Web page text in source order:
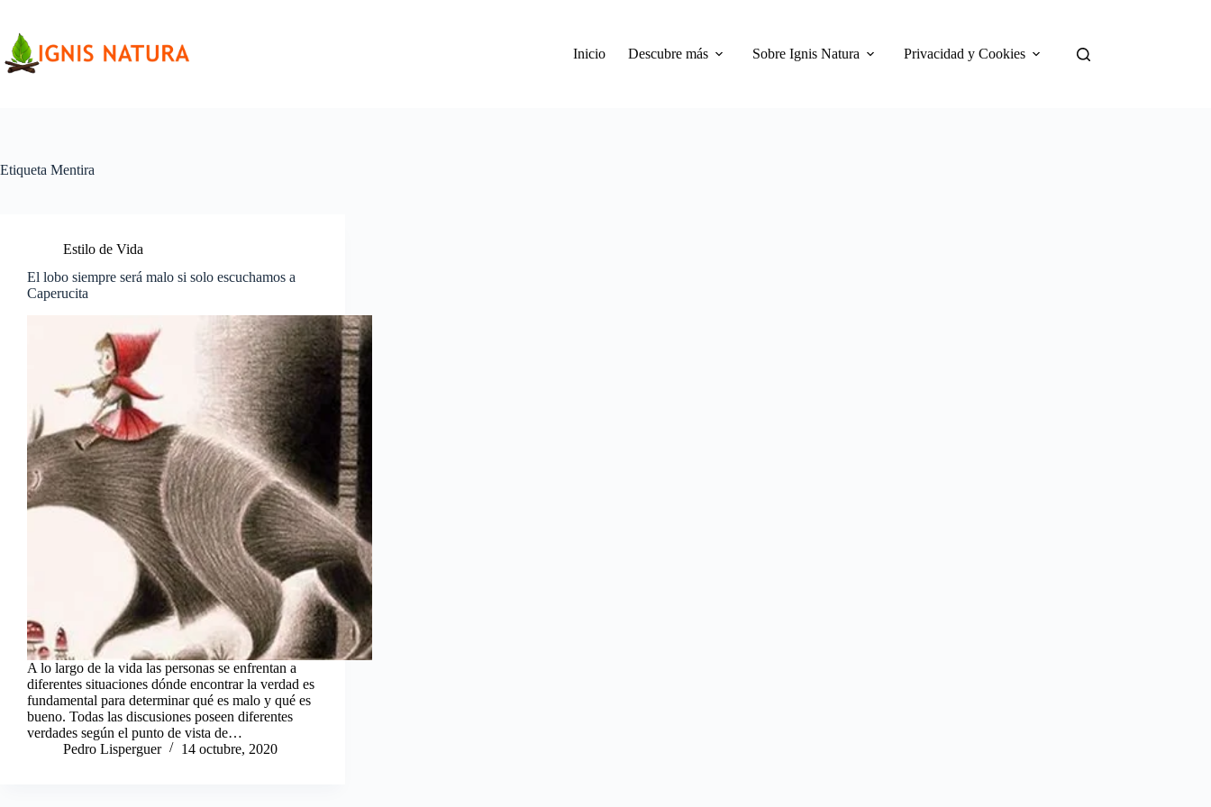
contenido
Inicio
Descubre más Sobre Ignis Natura Privacidad y Cookies
Etiqueta Mentira
Estilo de Vida
El lobo siempre será malo si solo escuchamos a
Caperucita
A lo largo de la vida las personas se enfrentan a
diferentes situaciones dónde encontrar la verdad es
fundamental para determinar qué es malo y qué es
bueno. Todas las discusiones poseen diferentes
verdades según el punto de vista de…
Pedro Lisperguer
14 octubre, 2020